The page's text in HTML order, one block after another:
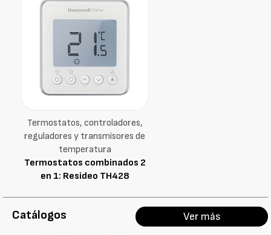
Termostatos, controladores,
reguladores y transmisores de
temperatura
Termostatos combinados 2
en 1: Resideo TH428
Catálogos Ver más